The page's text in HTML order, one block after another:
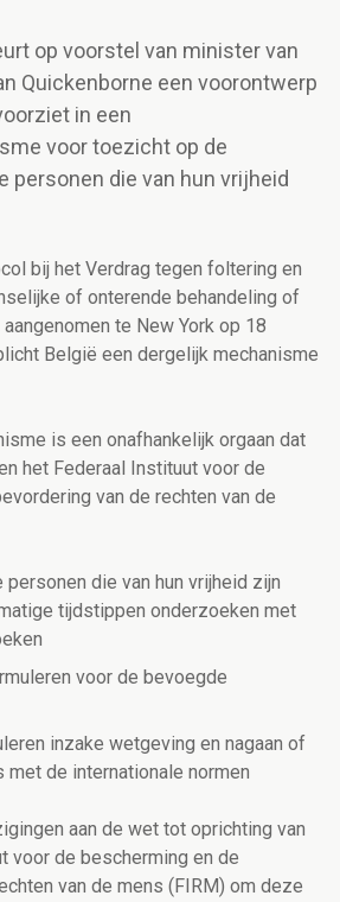
op voorstel van minister van
Quickenborne een voorontwerp
in een
voor toezicht op de
personen die van hun vrijheid
bij het Verdrag tegen foltering en
of onterende behandeling of
te New York op 18
België een dergelijk mechanisme
is een onafhankelijk orgaan dat
het Federaal Instituut voor de
van de rechten van de
die van hun vrijheid zijn
tijdstippen onderzoeken met
voor de bevoegde
inzake wetgeving en nagaan of
met de internationale normen
aan de wet tot oprichting van
voor de bescherming en de
van de mens (FIRM) om deze